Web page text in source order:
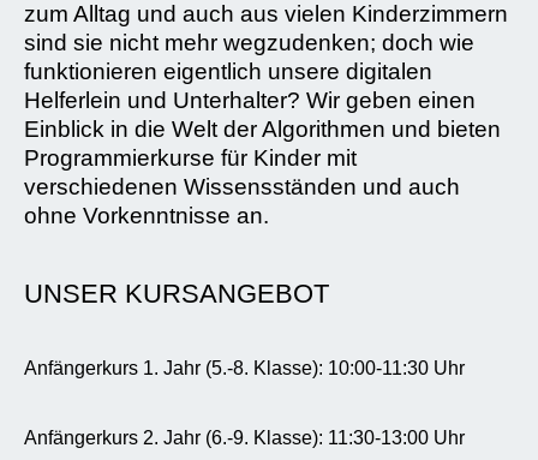
zum Alltag und auch aus vielen Kinderzimmern
sind sie nicht mehr wegzudenken; doch wie
funktionieren eigentlich unsere digitalen
Helferlein und Unterhalter? Wir geben einen
Einblick in die Welt der Algorithmen und bieten
Programmierkurse für Kinder mit
verschiedenen Wissensständen und auch
ohne Vorkenntnisse an.
UNSER KURSANGEBOT
Anfängerkurs 1. Jahr (5.-8. Klasse): 10:00-11:30 Uhr
Anfängerkurs 2. Jahr (6.-9. Klasse): 11:30-13:00 Uhr